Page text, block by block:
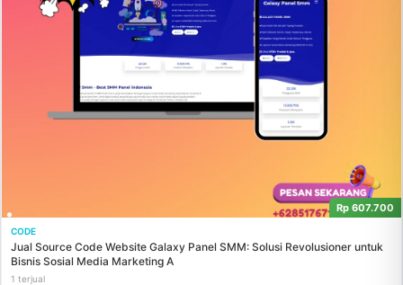
Rp 607.700
CODE
Jual Source Code Website Galaxy Panel SMM: Solusi Revolusioner untuk
Bisnis Sosial Media Marketing A
1 terjual